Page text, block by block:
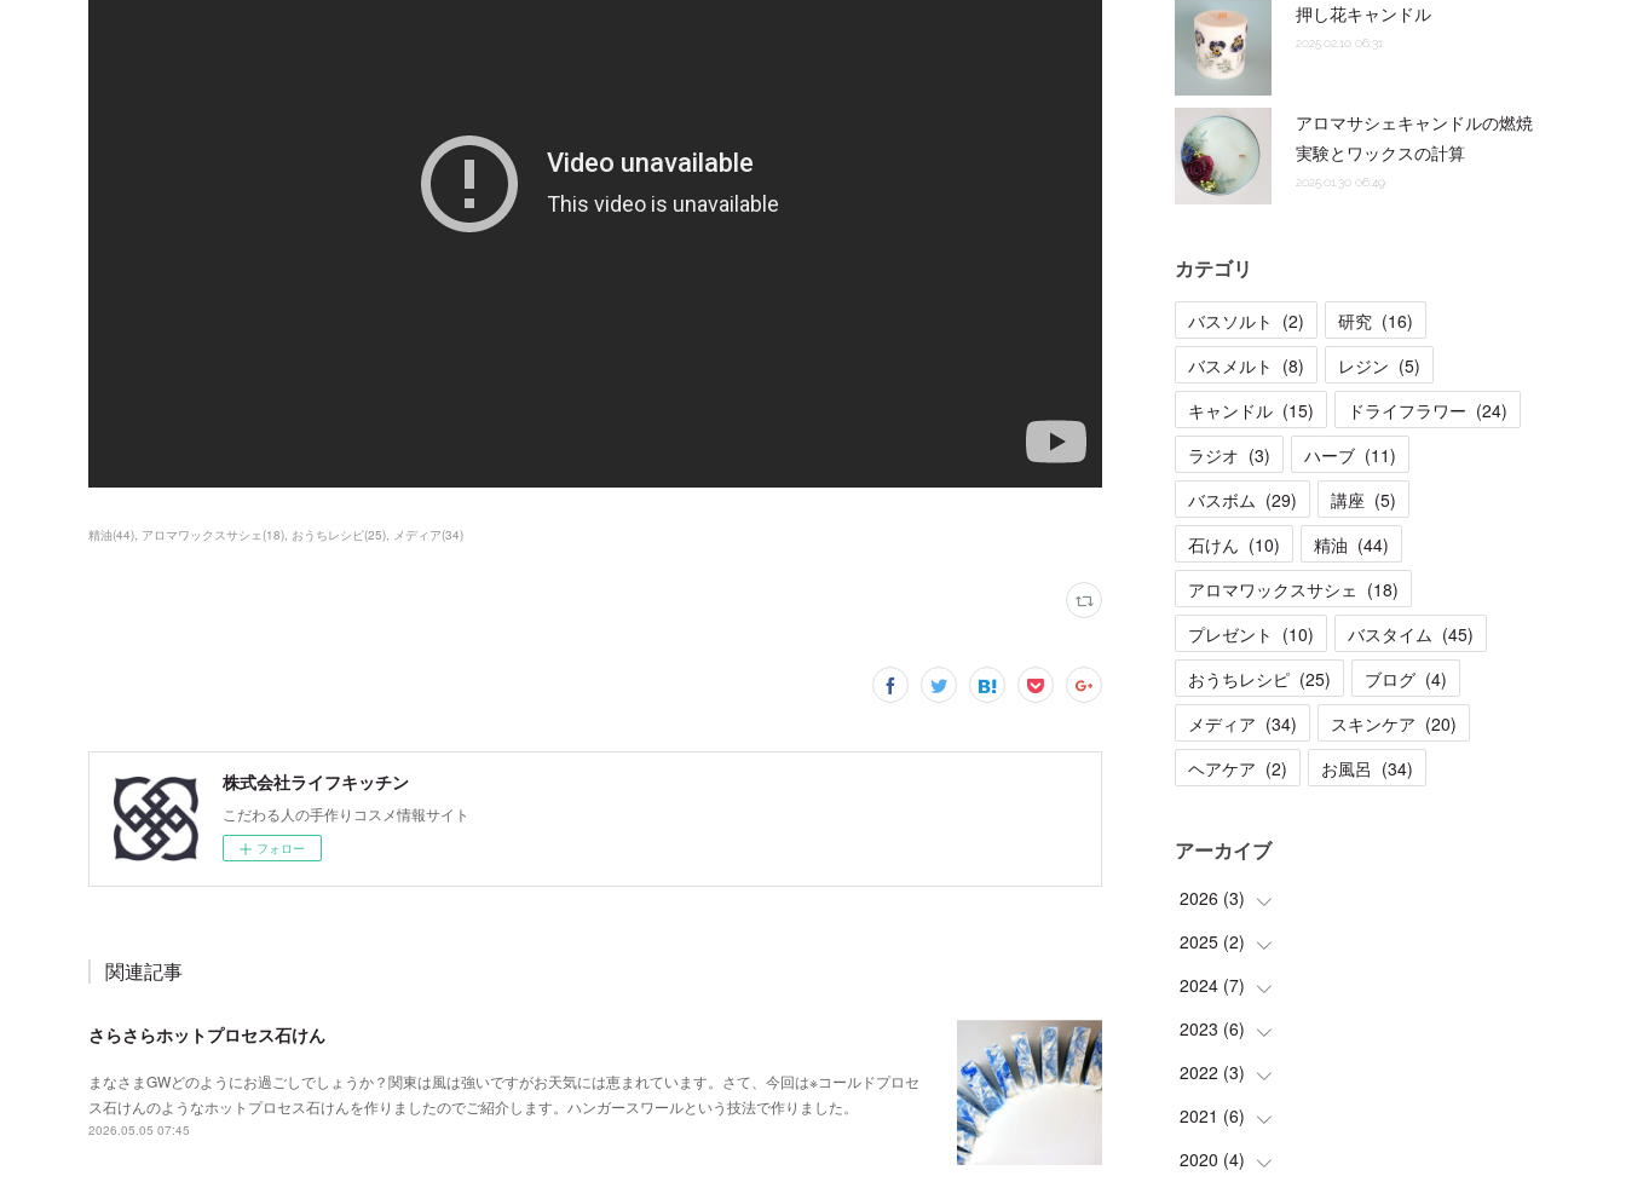
精油(44) アロマワックスサシェ (18) おうちレシピ(25) メディア(34)
株式会社ライフキッチン
こだわる人の手作りコスメ情報サイト
フォロー
関連記事
さらさらホットプロセス石けん
まなさまGWどのようにお過ごしでしょうか？関東は風は強いですがお天気には恵まれています。さて、今回は※コールドプロセ
ス石けんのようなホットプロセス石けんを作りましたのでご紹介します。ハンガースワールという技法で作りました。
2026.05.05 07:45
押し花キャンドル
2025.02.10 06:31
アロマサシェキャンドルの燃焼
実験とワックスの計算
2025.01.30 06:49
カテゴリ
バスソルト (2) 研究 (16)
バスメルト (8) レジン (5)
キャンドル (15) ドライフラワー (24)
ラジオ (3) ハーブ (11)
バスボム (29) 講座 (5)
石けん (10) 精油 (44)
アロマワックスサシェ (18)
プレゼント (10) バスタイム (45)
おうちレシピ (25) ブログ (4)
メディア (34) スキンケア (20)
ヘアケア (2) お風呂 (34)
アーカイブ
2026 (3)
(1
(1
(1
2025 (2)
(1
(1
2024 (7)
(1
(2
(1
(1
2023 (6)
(1
(1
(2
2022 (3)
(1
(1
2021 (6)
(2
2020 (4)